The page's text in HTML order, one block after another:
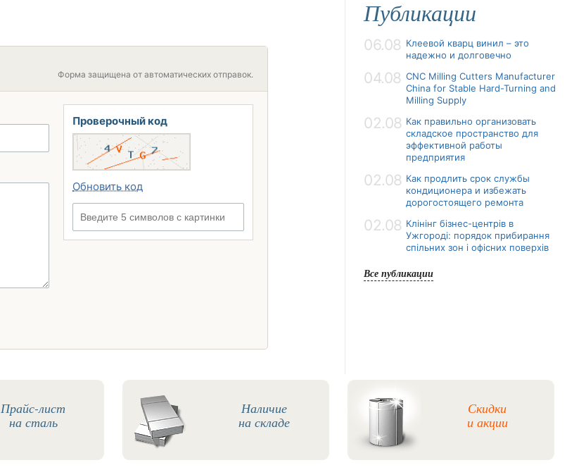
Форма защищена от автоматических отправок.
Проверочный код
Обновить код
Публикации
06.08 Клеевой кварц винил – это
надежно и долговечно
04.08 CNC Milling Cutters Manufacturer
China for Stable Hard-Turning and
Milling Supply
02.08 Как правильно организовать
складское пространство для
эффективной работы
предприятия
02.08 Как продлить срок службы
кондиционера и избежать
дорогостоящего ремонта
02.08 Клінінг бізнес-центрів в
Ужгороді: порядок прибирання
спільних зон і офісних поверхів
Все публикации
Прайс-лист
на сталь
Наличие
на складе
Скидки
и акции